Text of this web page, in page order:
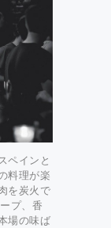
ペインと
料理が楽
を炭火で
プ、香
場の味ば